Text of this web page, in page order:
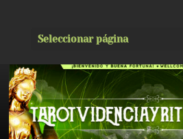
Seleccionar página